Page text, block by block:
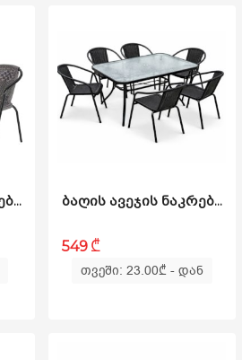
ᲑᲐᲦᲘᲡ ᲐᲕᲔᲯᲘᲡ ᲜᲐᲙᲠᲔᲑᲘ - BLOG S ᲧᲐᲕᲘᲡᲤᲔᲠᲘ ᲑᲐᲦᲘᲡ ᲐᲕᲔᲯᲘᲡ ᲜᲐᲙᲠᲔᲑᲘ - BLOG RATTAN L ᲨᲐᲕᲘ
549 ₾
თვეში: 23.00₾- დან